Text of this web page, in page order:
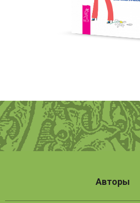
Авторы